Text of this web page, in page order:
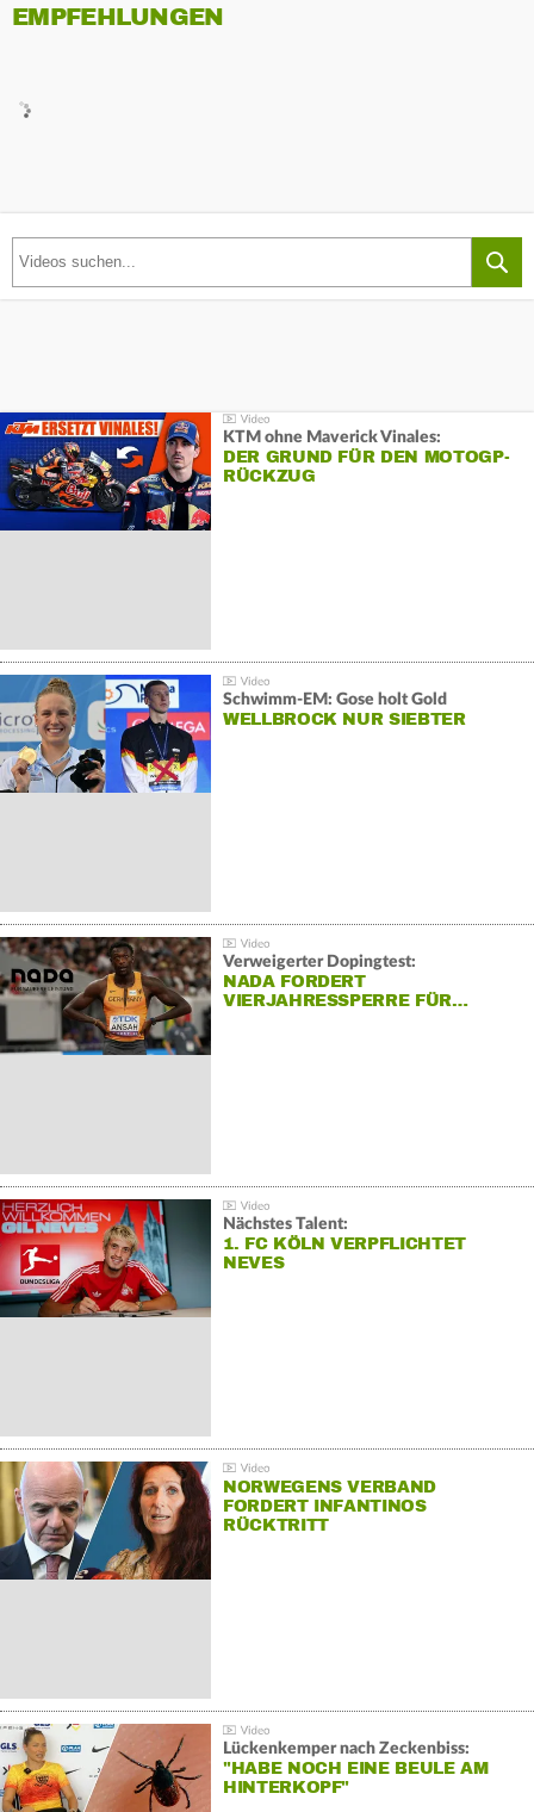
EMPFEHLUNGEN
KTM ohne Maverick Vinales:
DER GRUND FÜR DEN MOTOGP-
RÜCKZUG
Schwimm-EM: Gose holt Gold
WELLBROCK NUR SIEBTER
Verweigerter Dopingtest:
NADA FORDERT
VIERJAHRESSPERRE FÜR…
Nächstes Talent:
1. FC KÖLN VERPFLICHTET
NEVES
NORWEGENS VERBAND
FORDERT INFANTINOS
RÜCKTRITT
Lückenkemper nach Zeckenbiss:
"HABE NOCH EINE BEULE AM
HINTERKOPF"